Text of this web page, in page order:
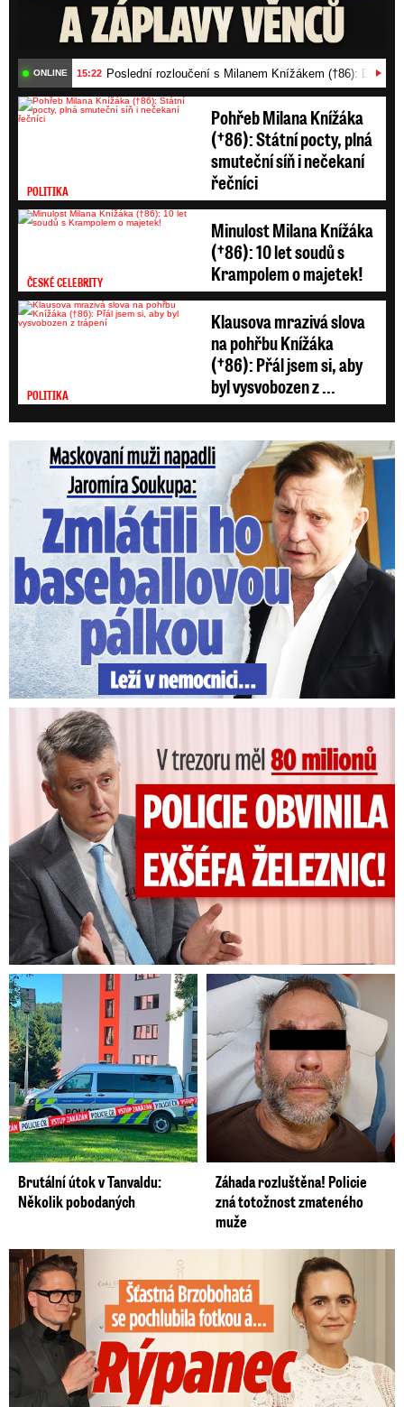
ONLINE 15:22 Poslední rozloučení s Milanem Knížákem (†86):
POLITIKA
Pohřeb Milana Knížáka
(†86): Státní pocty, plná
smuteční síň i nečekaní
řečníci
ČESKÉ CELEBRITY
Minulost Milana Knížáka
(†86): 10 let soudů s
Krampolem o majetek!
POLITIKA
Klausova mrazivá slova
na pohřbu Knížáka
(†86): Přál jsem si, aby
byl vysvobozen z ...
Maskovaní muži napadli Jaromíra Soukupa: Krvavá nakládačka
V trezoru měl 80 milionů: Policie obvinila exšéfa železnic!
Brutální útok v Tanvaldu:
Několik pobodaných
Záhada rozluštěna! Policie
zná totožnost zmateného
muže
Šťastná Brzobohatá se pochlubila fotkou: Rýpanec od Ondřeje